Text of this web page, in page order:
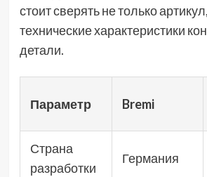
стоит сверять не только
технические характеристики
детали.
Параметр Bremi
Страна
разработки
Германия